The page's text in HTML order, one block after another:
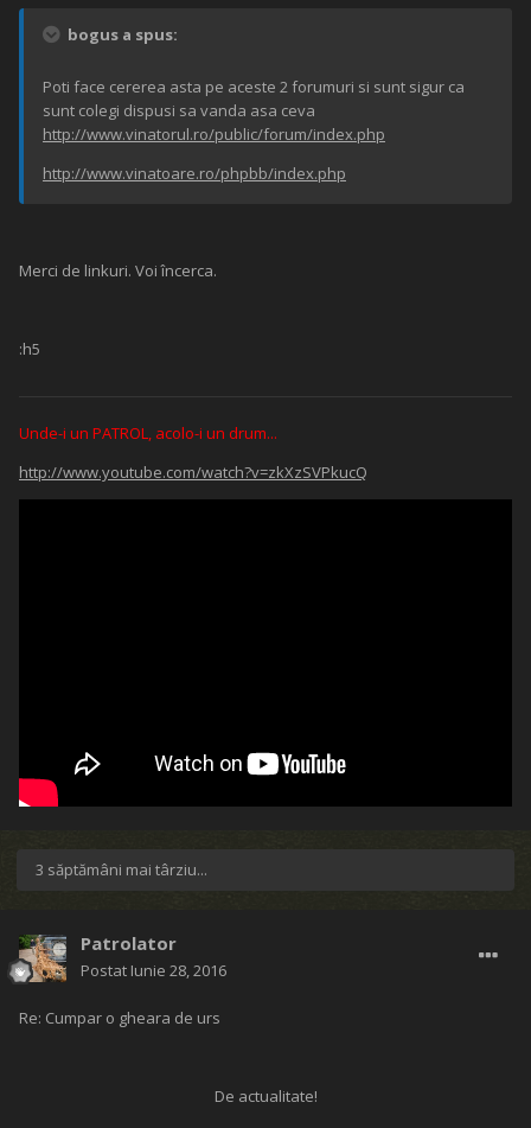
bogus a spus:
Poti face cererea asta pe aceste 2 forumuri si sunt sigur ca
sunt colegi dispusi sa vanda asa ceva
http://www.vinatorul.ro/public/forum/index.php
http://www.vinatoare.ro/phpbb/index.php
Merci de linkuri. Voi încerca.
:h5
Unde-i un PATROL, acolo-i un drum...
http://www.youtube.com/watch?v=zkXzSVPkucQ
3 săptămâni mai târziu...
Patrolator
Postat Iunie 28, 2016
Re: Cumpar o gheara de urs
De actualitate!